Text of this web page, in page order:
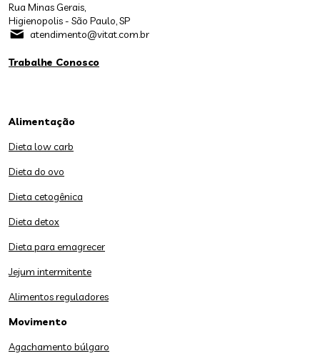
Rua Minas Gerais,
Higienopolis - São Paulo, SP
atendimento@vitat.com.br
Trabalhe Conosco
Alimentação
Dieta low carb
Dieta do ovo
Dieta cetogênica
Dieta detox
Dieta para emagrecer
Jejum intermitente
Alimentos reguladores
Movimento
Agachamento búlgaro